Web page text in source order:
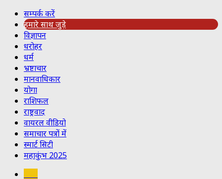
सम्पर्क करें
हमारे साथ जुड़े
विज्ञापन
धरोहर
धर्म
भ्रष्टाचार
मानवाधिकार
योगा
राशिफल
राष्ट्रवाद
वायरल वीडियो
समाचार पत्रों में
स्मार्ट सिटी
महाकुंभ 2025